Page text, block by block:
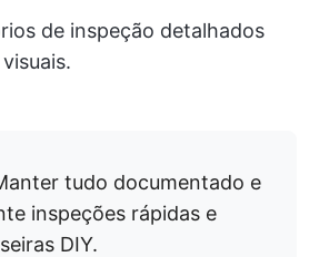
de inspeção detalhados
tudo documentado e
inspeções rápidas e
DIY.